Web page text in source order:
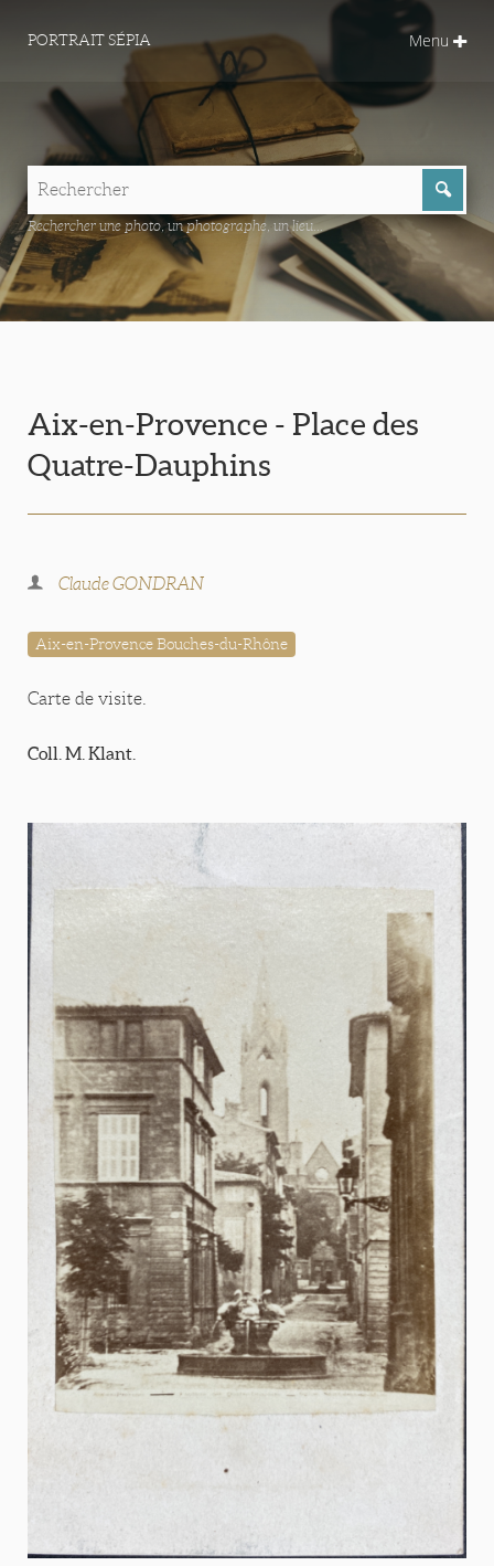
PORTRAIT SÉPIA Menu
Rechercher une photo, un photographe, un lieu...
Aix-en-Provence - Place des
Quatre-Dauphins
Claude GONDRAN
Aix-en-Provence Bouches-du-Rhône
Carte de visite.
Coll. M. Klant.